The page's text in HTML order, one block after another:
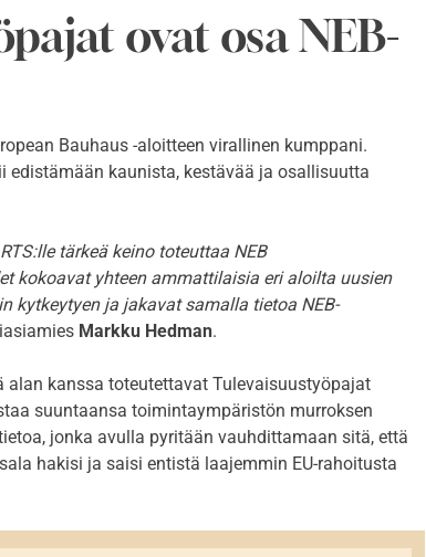
ovat osa NEB-
Bauhaus -aloitteen virallinen kumppani.
edistämään kaunista, kestävää ja osallisuutta
tärkeä keino toteuttaa NEB
kokoavat yhteen ammattilaisia eri aloilta uusien
kytkeytyen ja jakavat samalla tietoa NEB-
Markku Hedman.
kanssa toteutettavat Tulevaisuustyöpajat
suuntaansa toimintaympäristön murroksen
jonka avulla pyritään vauhdittamaan sitä, että
hakisi ja saisi entistä laajemmin EU-rahoitusta